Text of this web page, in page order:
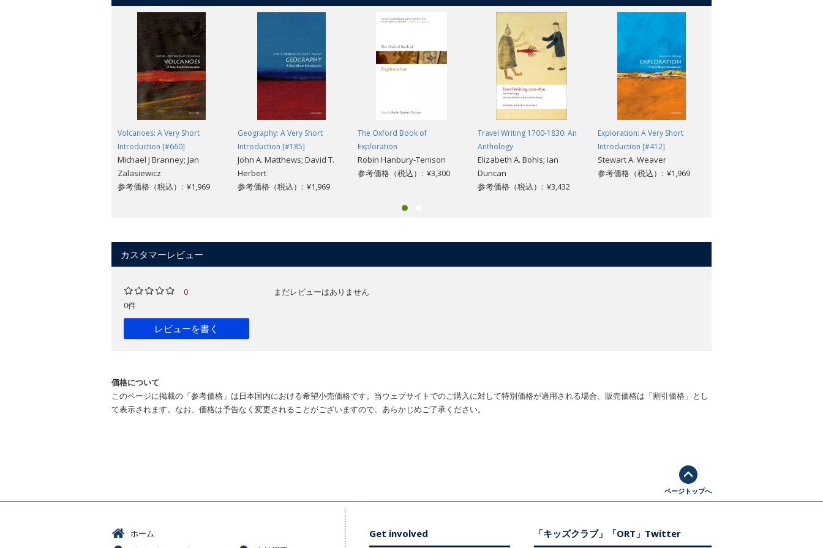
Volcanoes: A Very Short
Introduction [#660]
Michael J Branney; Jan
Zalasiewicz
参考価格（税込）: ¥1,969
Geography: A Very Short
Introduction [#185]
John A. Matthews; David T.
Herbert
参考価格（税込）: ¥1,969
The Oxford Book of
Exploration
Robin Hanbury-Tenison
参考価格（税込）: ¥3,300
Travel Writing 1700-1830: An
Anthology
Elizabeth A. Bohls; Ian
Duncan
参考価格（税込）: ¥3,432
Exploration: A Very Short
Introduction [#412]
Stewart A. Weaver
参考価格（税込）: ¥1,969
カスタマーレビュー
0
0件
レビューを書く
まだレビューはありません
価格について
このページに掲載の「参考価格」は日本国内における希望小売価格です。当ウェブサイトでのご購入に対して特別価格が適用される場合、販売価格は「割引価格」とし
て表示されます。なお、価格は予告なく変更されることがございますので、あらかじめご了承ください。
ページトップへ
ホーム
Get involved 「キッズクラブ」「ORT」Twitter